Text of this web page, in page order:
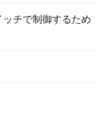
チで制御するため